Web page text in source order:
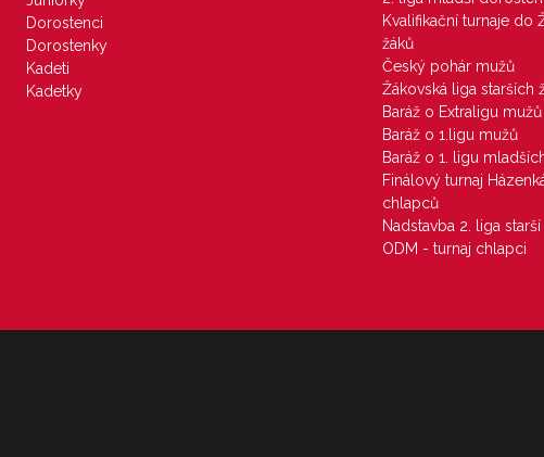
Dorostenci
Dorostenky
Kadeti
Kadetky
Kvalifikační turnaje do
žáků
Český pohár mužů
Žákovská liga starších
Baráž o Extraligu mužů
Baráž o 1.ligu mužů
Baráž o 1. ligu
Finálový turnaj
chlapců
Nadstavba 2. liga
ODM - turnaj chlapci